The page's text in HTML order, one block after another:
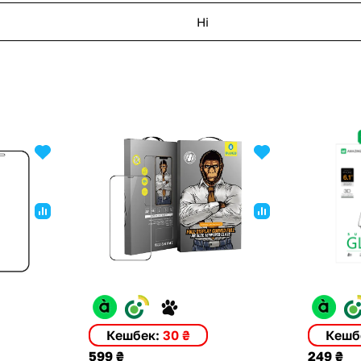
Ні
Кешбек:30 ₴
599 ₴
249 ₴